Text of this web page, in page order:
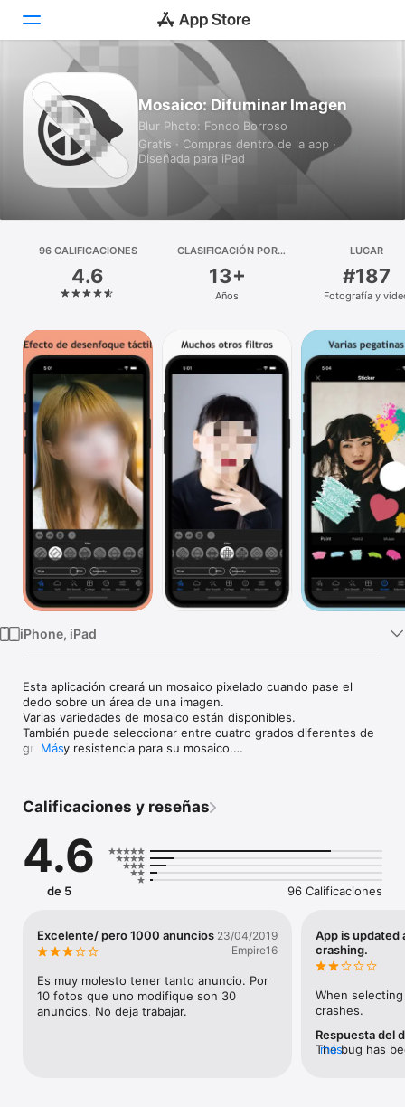
Hoy
Juegos
Apps
Arcade
Plataforma
iPhone
iPad
Mac
Watch
TV
Mosaico: Difuminar Imagen
Blur Photo: Fondo Borroso
Gratis · Compras dentro de la app ·
Diseñada para iPad
96 CALIFICACIONES
4.6
CLASIFICACIÓN POR
13+
Años
LUGAR
#187
Fotografía y
iPhone, iPad
Esta aplicación creará un mosaico pixelado cuando pase el
dedo sobre un área de una imagen.
Varias variedades de mosaico están disponibles.
También puede seleccionar entre cuatro grados diferentes de
grosor y resistencia para su mosaico.
También puede desenfocar automáticamente la licencia del
Puede organizar fotos, unir fotos y unir fotos para combinar
varias fotos en una sola imagen.
Puede cortar la foto en un círculo para SNS y editar el color
del borde del icono.
También puede agregar texto a sus fotos.
Más
Calificaciones y reseñas
4.6
de 5 96 Calificaciones
Excelente/ pero 1000 anuncios 23/04/2019
Empire16
Es muy molesto tener tanto anuncio. Por
10 fotos que uno modifique son 30
anuncios. No deja trabajar.
App is updated
crashing.
When
crashes.
Respuesta del
The bug has
más